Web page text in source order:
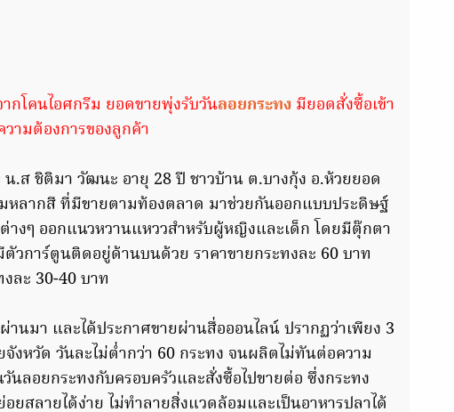
กโคนไอศกรีม ยอดขายพุ่งรับวันลอยกระทง มียอดสั่งซื้อเข้า
ามต้องการของลูกค้า
.ส ชิติมา วัฒนะ อายุ 28 ปี ชาวบ้าน ต.บางกุ้ง อ.ห้วยยอด
มหลากสี ที่มีขายตามท้องตลาด มาช่วยกันออกแบบประดิษฐ์
างๆ ออกแนวหวานแหววสำหรับผู้หญิงและเด็ก โดยมีตุ๊กตา
วการ์ตูนติดอยู่ด้านบนด้วย ราคาขายกระทงละ 60 บาท
ละ 30-40 บาท
นมา และได้ประกาศขายผ่านสื่อออนไลน์ ปรากฏว่าเพียง 3
งหวัด วันละไม่ต่ำกว่า 60 กระทง จนผลิตไม่ทันต่อความ
นลอยกระทงกับครอบครัวและสั่งซื้อไปขายต่อ ซึ่งกระทง
ยสลายได้ง่าย ไม่ทำลายสิ่งแวดล้อมและเป็นอาหารปลาได้